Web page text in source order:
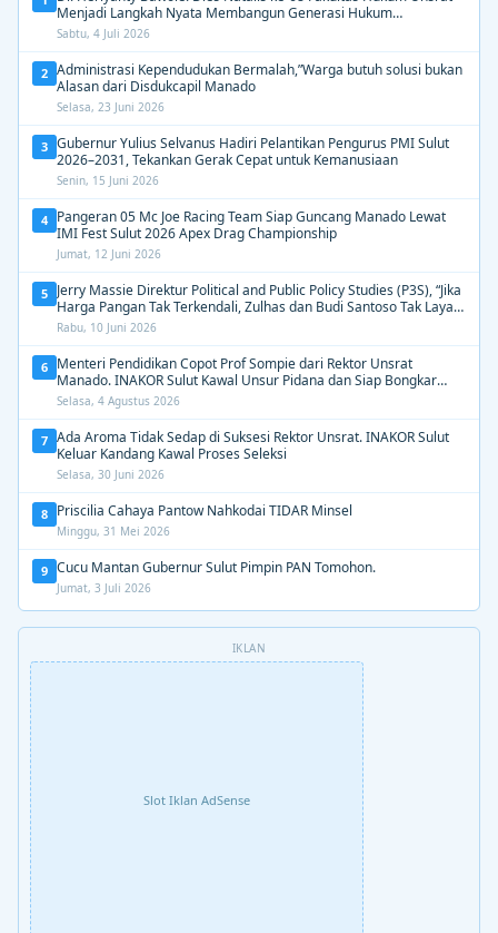
Menjadi Langkah Nyata Membangun Generasi Hukum
Berdampak
Sabtu, 4 Juli 2026
2 Administrasi Kependudukan Bermalah,”Warga butuh solusi bukan
Alasan dari Disdukcapil Manado
Selasa, 23 Juni 2026
3 Gubernur Yulius Selvanus Hadiri Pelantikan Pengurus PMI Sulut
2026–2031, Tekankan Gerak Cepat untuk Kemanusiaan
Senin, 15 Juni 2026
4 Pangeran 05 Mc Joe Racing Team Siap Guncang Manado Lewat
IMI Fest Sulut 2026 Apex Drag Championship
Jumat, 12 Juni 2026
5 Jerry Massie Direktur Political and Public Policy Studies (P3S), “Jika
Harga Pangan Tak Terkendali, Zulhas dan Budi Santoso Tak Layak
Dipertahankan”
Rabu, 10 Juni 2026
6 Menteri Pendidikan Copot Prof Sompie dari Rektor Unsrat
Manado. INAKOR Sulut Kawal Unsur Pidana dan Siap Bongkar
Aroma Busuk di Suksesi Rektor
Selasa, 4 Agustus 2026
7 Ada Aroma Tidak Sedap di Suksesi Rektor Unsrat. INAKOR Sulut
Keluar Kandang Kawal Proses Seleksi
Selasa, 30 Juni 2026
8 Priscilia Cahaya Pantow Nahkodai TIDAR Minsel
Minggu, 31 Mei 2026
9 Cucu Mantan Gubernur Sulut Pimpin PAN Tomohon.
Jumat, 3 Juli 2026
IKLAN
Slot Iklan AdSense